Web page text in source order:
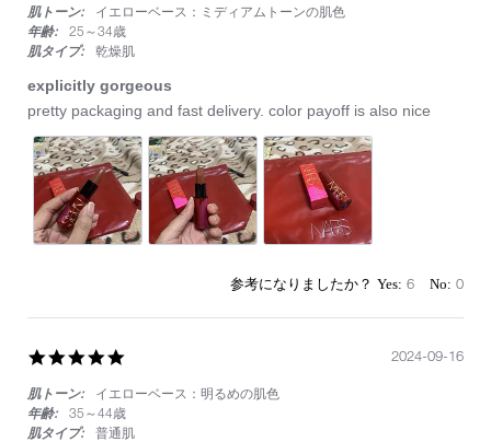
rating
肌トーン:
イエローベース：ミディアムトーンの肌色
年齢:
25～34歳
肌タイプ:
乾燥肌
explicitly gorgeous
Review
on
26
Feb
2025
review
explicitly
gorgeous
pretty packaging and fast delivery. color payoff is also nice
6 0
rating
肌トーン:
イエローベース：明るめの肌色
年齢:
35～44歳
肌タイプ:
普通肌
2024-09-16